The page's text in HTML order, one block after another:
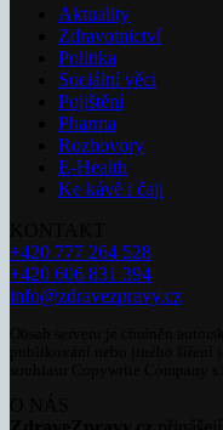
Aktuality
Zdravotnictví
Politika
Sociální věci
Pojištění
Pharma
Rozhovory
E-Health
Ke kávě i čaji
+420 777 264 528
+420 606 831 394
info@zdravezpravy.cz